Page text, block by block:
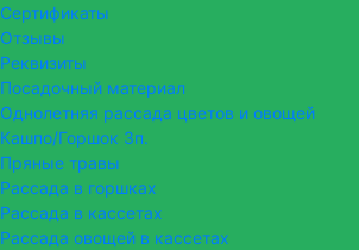
Сертификаты
Отзывы
Реквизиты
Посадочный материал
Однолетняя рассада цветов и овощей
Кашпо/Горшок 3п.
Пряные травы
Рассада в горшках
Рассада в кассетах
Рассада овощей в кассетах